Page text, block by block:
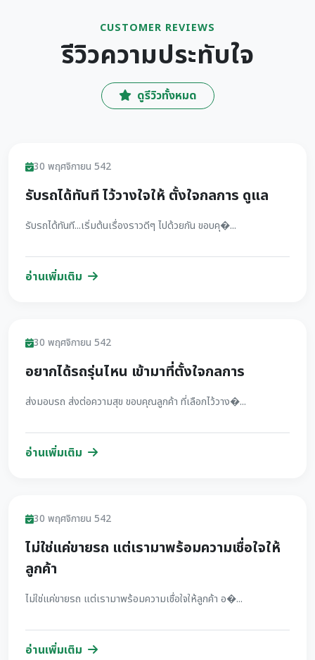
CUSTOMER REVIEWS
รีวิวความประทับใจ
ดูรีวิวทั้งหมด
รีวิว
30 พฤศจิกายน 542
รับรถได้ทันที ไว้วางใจให้ ตั้งใจกลการ ดูแล
รับรถได้ทันที...เริ่มต้นเรื่องราวดีๆ ไปด้วยกัน ขอบคุ�...
อ่านเพิ่มเติม
รีวิว
30 พฤศจิกายน 542
อยากได้รถรุ่นไหน เข้ามาที่ตั้งใจกลการ
ส่งมอบรถ ส่งต่อความสุข ขอบคุณลูกค้า ที่เลือกไว้วาง�...
อ่านเพิ่มเติม
รีวิว
30 พฤศจิกายน 542
ไม่ใช่แค่ขายรถ แต่เรามาพร้อมความเชื่อใจให้
ลูกค้า
ไม่ใช่แค่ขายรถ แต่เรามาพร้อมความเชื่อใจให้ลูกค้า อ�...
อ่านเพิ่มเติม